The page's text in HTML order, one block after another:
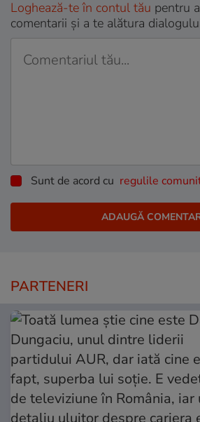
Loghează-te în contul tău pentru
comentarii și a te alătura
Sunt de acord cu regulile
PARTENERI